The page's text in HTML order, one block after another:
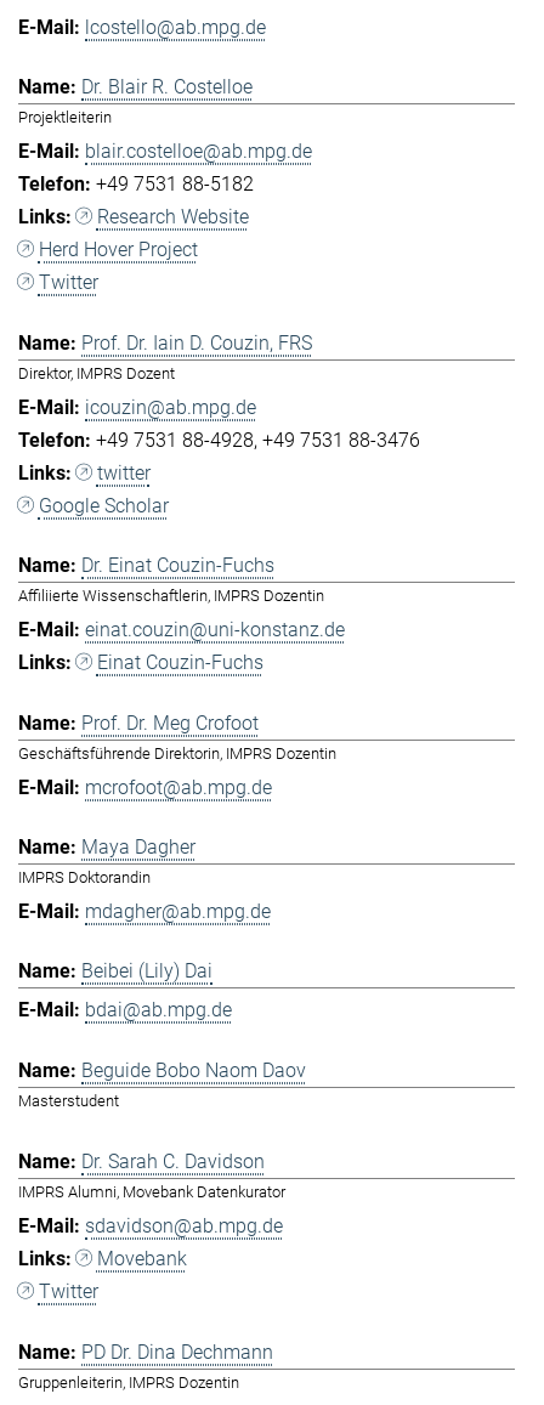
lcostello@ab.mpg.de
Dr. Blair R. Costelloe
Projektleiterin
blair.costelloe@ab.mpg.de
+49 7531 88-5182
Research Website
Herd Hover Project
Twitter
Prof. Dr. Iain D. Couzin, FRS
Direktor, IMPRS Dozent
icouzin@ab.mpg.de
+49 7531 88-4928 +49 7531 88-3476
twitter
Google Scholar
Dr. Einat Couzin-Fuchs
Affiliierte Wissenschaftlerin, IMPRS Dozentin
einat.couzin@uni-konstanz.de
Einat Couzin-Fuchs
Prof. Dr. Meg Crofoot
Geschäftsführende Direktorin, IMPRS Dozentin
mcrofoot@ab.mpg.de
Maya Dagher
IMPRS Doktorandin
mdagher@ab.mpg.de
Beibei (Lily) Dai
bdai@ab.mpg.de
Beguide Bobo Naom Daov
Masterstudent
Dr. Sarah C. Davidson
IMPRS Alumni, Movebank Datenkurator
sdavidson@ab.mpg.de
Movebank
Twitter
PD Dr. Dina Dechmann
Gruppenleiterin, IMPRS Dozentin